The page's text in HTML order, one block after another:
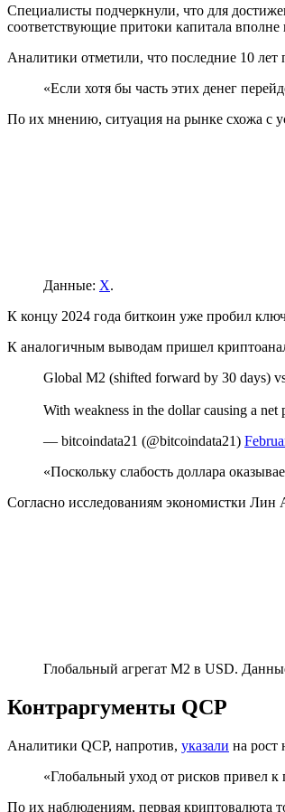
Специалисты подчеркнули, что для
соответствующие притоки капитала
Аналитики отметили, что последние 10
«Если хотя бы часть этих денег
По их мнению, ситуация на рынке схожа с
Данные: X.
К концу 2024 года биткоин уже пробил
К аналогичным выводам пришел
Global M2 (shifted forward by 30 days)
With weakness in the dollar causing a
— bitcoindata21 (@bitcoindata21)
«Поскольку слабость доллара
Согласно исследованиям экономистки
Глобальный агрегат М2 в USD.
Контраргументы QCP
Аналитики QCP, напротив, указали на рост
«Глобальный уход от рисков привел
По их наблюдениям, первая криптовалюта